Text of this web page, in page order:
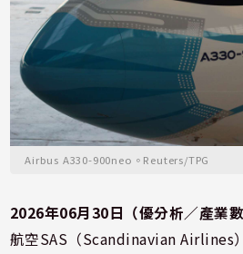
Airbus A330-900neo。Reuters/TPG
2026年06月30日（優分析／產業數
航空SAS（Scandinavian Airlines